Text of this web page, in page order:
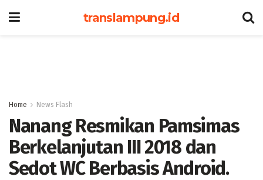
translampung.id
Home News Flash
Nanang Resmikan Pamsimas
Berkelanjutan III 2018 dan
Sedot WC Berbasis Android.